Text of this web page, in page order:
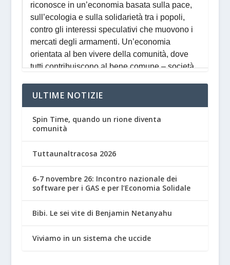
ULTIME NOTIZIE
Spin Time, quando un rione diventa
comunità
Tuttaunaltracosa 2026
6-7 novembre 26: Incontro nazionale dei
software per i GAS e per l’Economia Solidale
Bibi. Le sei vite di Benjamin Netanyahu
Viviamo in un sistema che uccide